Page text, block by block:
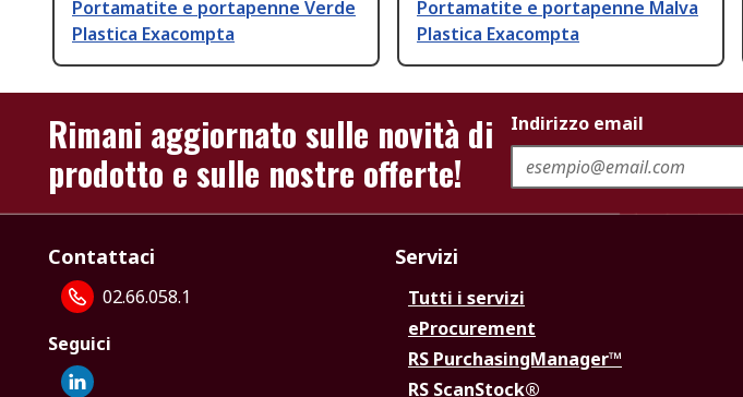
Portamatite e portapenne Verde
Plastica Exacompta
Portamatite e portapenne Malva
Plastica Exacompta
Rimani aggiornato sulle novità di
prodotto e sulle nostre offerte!
Indirizzo email
Contattaci
02.66.058.1
Seguici
Servizi
Tutti i servizi
eProcurement
RS PurchasingManager™
RS ScanStock®